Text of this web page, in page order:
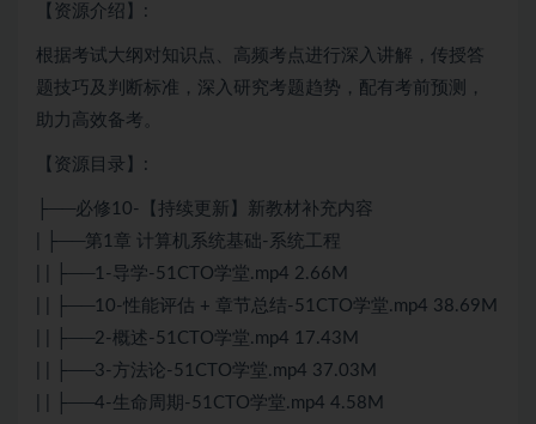
【资源介绍】:
根据考试大纲对知识点、高频考点进行深入讲解，传授答
题技巧及判断标准，深入研究考题趋势，配有考前预测，
助力高效备考。
【资源目录】:
├──必修10-【持续更新】新教材补充内容
| ├──第1章 计算机系统基础-系统工程
| | ├──1-导学-51CTO学堂.mp4 2.66M
| | ├──10-性能评估 + 章节总结-51CTO学堂.mp4 38.69M
| | ├──2-概述-51CTO学堂.mp4 17.43M
| | ├──3-方法论-51CTO学堂.mp4 37.03M
| | ├──4-生命周期-51CTO学堂.mp4 4.58M